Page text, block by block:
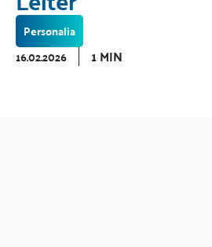
Personalia
16.02.2026
1 MIN